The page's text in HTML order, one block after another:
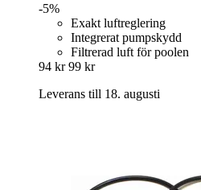
-5%
Exakt luftreglering
Integrerat pumpskydd
Filtrerad luft för poolen
94 kr 99 kr
Leverans till 18. augusti